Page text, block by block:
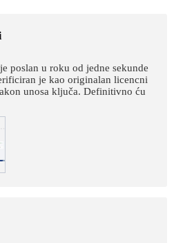
poslan u roku od jedne sekunde
je kao originalan licencni
unosa ključa. Definitivno ću